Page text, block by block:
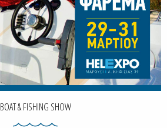
BOAT & FISHING SHOW